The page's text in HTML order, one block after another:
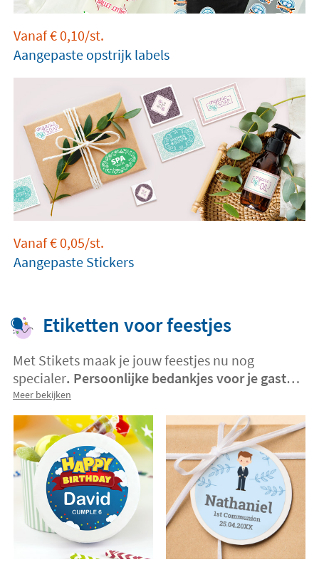
Vanaf€0,10/st.
Aangepaste opstrijk labels
Vanaf€0,05/st.
Aangepaste Stickers
Etiketten voor feestjes
Met Stikets maak je jouw feestjes nu nog
specialer. Persoonlijke bedankjes voor je gasten
maken is heel eenvoudig met gepersonaliseerde
etiketten. Kies een ontwerp, upload je eigen
design of selecteer je favoriete foto. Zo creëer je
een blijvende herinnering aan een bijzondere
dag.
Meer bekijken